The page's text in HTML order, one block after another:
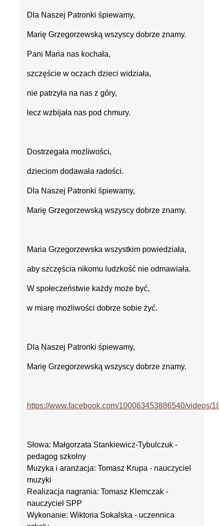
Dla Naszej Patronki śpiewamy,
Marię Grzegorzewską wszyscy dobrze znamy.
Pani Maria nas kochała,
szczęście w oczach dzieci widziała,
nie patrzyła na nas z góry,
lecz wzbijała nas pod chmury.
Dostrzegała możliwości,
dzieciom dodawała radości.
Dla Naszej Patronki śpiewamy,
Marię Grzegorzewską wszyscy dobrze znamy.
Maria Grzegorzewska wszystkim powiedziała,
aby szczęścia nikomu ludzkość nie odmawiała.
W społeczeństwie każdy może być,
w miarę możliwości dobrze sobie żyć.
Dla Naszej Patronki śpiewamy,
Marię Grzegorzewską wszyscy dobrze znamy.
https://www.facebook.com/100063453886540/videos/
Słowa: Małgorzata Stankiewicz-Tybulczuk -
pedagog szkolny
Muzyka i aranżacja: Tomasz Krupa - nauczyciel
muzyki
Realizacja nagrania: Tomasz Klemczak -
nauczyciel SPP
Wykonanie: Wiktoria Sokalska - uczennica